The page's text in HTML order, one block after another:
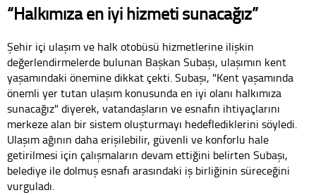
“Halkımıza en iyi hizmeti sunacağız”
Şehir içi ulaşım ve halk otobüsü hizmetlerine ilişkin
değerlendirmelerde bulunan Başkan Subaşı, ulaşımın kent
yaşamındaki önemine dikkat çekti. Subaşı, "Kent yaşamında
önemli yer tutan ulaşım konusunda en iyi olanı halkımıza
sunacağız" diyerek, vatandaşların ve esnafın ihtiyaçlarını
merkeze alan bir sistem oluşturmayı hedeflediklerini söyledi.
Ulaşım ağının daha erişilebilir, güvenli ve konforlu hale
getirilmesi için çalışmaların devam ettiğini belirten Subaşı,
belediye ile dolmuş esnafı arasındaki iş birliğinin süreceğini
vurguladı.